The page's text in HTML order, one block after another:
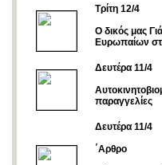
Τρίτη 12/4
Ο δικός μας
Ευρωπαίων
Δευτέρα 11/4
παραγγελίες
Δευτέρα 11/4
΄Αρθρο